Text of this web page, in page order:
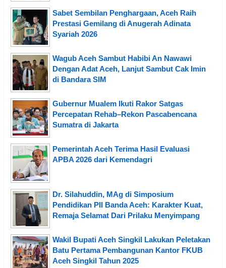
Sabet Sembilan Penghargaan, Aceh Raih
Prestasi Gemilang di Anugerah Adinata
Syariah 2026
Wagub Aceh Sambut Habibi An Nawawi
Dengan Adat Aceh, Lanjut Sambut Cak Imin
di Bandara SIM
Gubernur Mualem Ikuti Rakor Satgas
Percepatan Rehab–Rekon Pascabencana
Sumatra di Jakarta
Pemerintah Aceh Terima Hasil Evaluasi
APBA 2026 dari Kemendagri
Dr. Silahuddin, MAg di Simposium
Pendidikan PII Banda Aceh: Karakter Kuat,
Remaja Selamat Dari Prilaku Menyimpang
Wakil Bupati Aceh Singkil Lakukan Peletakan
Batu Pertama Pembangunan Kantor FKUB
Aceh Singkil Tahun 2025